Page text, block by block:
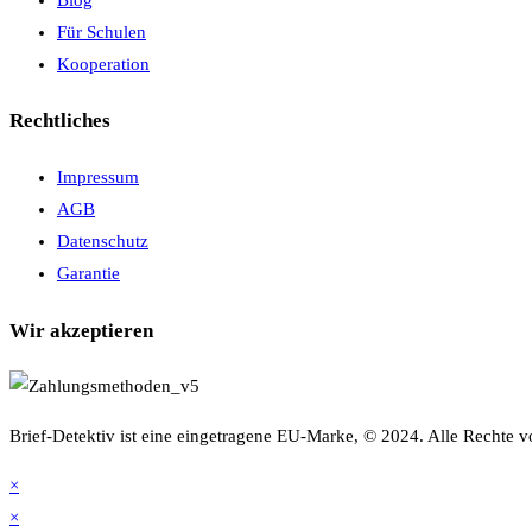
Für Schulen
Kooperation
Rechtliches
Impressum
AGB
Datenschutz
Garantie
Wir akzeptieren
Brief-Detektiv ist eine eingetragene EU-Marke, © 2024. Alle Rechte
×
×